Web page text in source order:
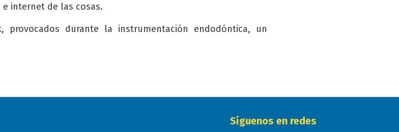
internet de las cosas.
durante la instrumentación endodóntica, un
Síguenos en redes